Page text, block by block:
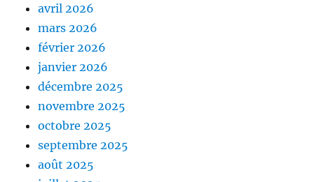
avril 2026
mars 2026
février 2026
janvier 2026
décembre 2025
novembre 2025
octobre 2025
septembre 2025
août 2025